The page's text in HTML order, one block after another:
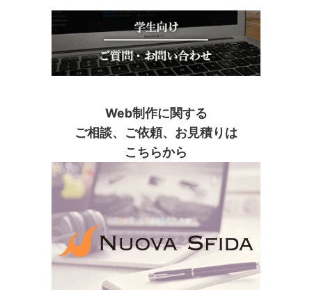
Web制作に関する
ご相談、ご依頼、お見積りは
こちらから